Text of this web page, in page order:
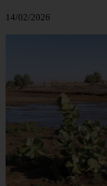
14/02/2026